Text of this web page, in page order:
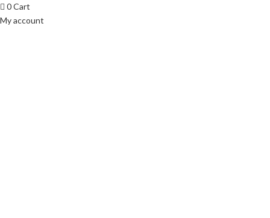
0Cart
My account